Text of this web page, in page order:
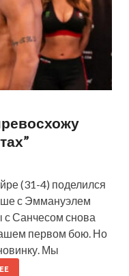
(31-4) поделился
с Эммануэлем
Санчесом снова
первом бою. Но
Мы